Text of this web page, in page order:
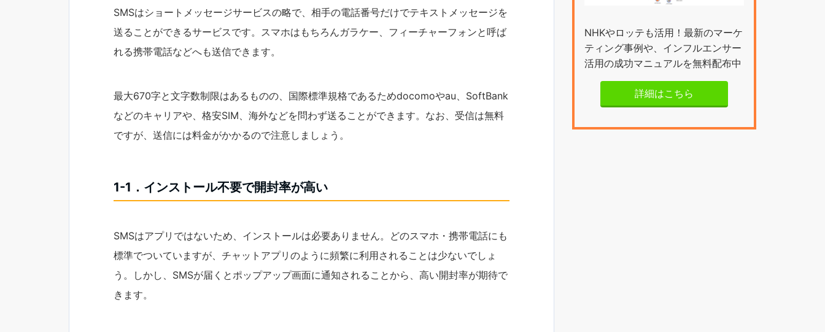
SMSはショートメッセージサービスの略で、相手の電話番号だけでテキストメッセージを
送ることができるサービスです。スマホはもちろんガラケー、フィーチャーフォンと呼ば
れる携帯電話などへも送信できます。
最大670字と文字数制限はあるものの、国際標準規格であるためdocomoやau、SoftBank
などのキャリアや、格安SIM、海外などを問わず送ることができます。なお、受信は無料
ですが、送信には料金がかかるので注意しましょう。
1-1．インストール不要で開封率が高い
SMSはアプリではないため、インストールは必要ありません。どのスマホ・携帯電話にも
標準でついていますが、チャットアプリのように頻繁に利用されることは少ないでしょ
う。しかし、SMSが届くとポップアップ画面に通知されることから、高い開封率が期待で
きます。
NHKやロッテも活用！最新のマーケ
ティング事例や、インフルエンサー
活用の成功マニュアルを無料配布中
詳細はこちら